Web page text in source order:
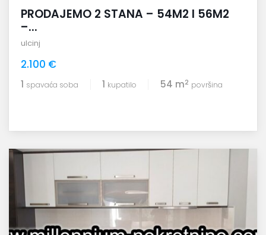
PRODAJEMO 2 STANA – 54M2 I 56M2
–...
ulcinj
2.100 €
1 spavaća soba 1 kupatilo 54 m2 površina